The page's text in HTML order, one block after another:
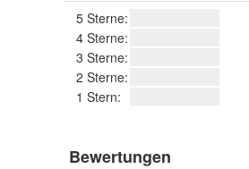
5 Sterne:
4 Sterne:
3 Sterne:
2 Sterne:
1 Stern:
Bewertungen